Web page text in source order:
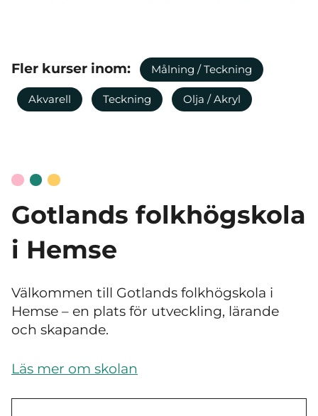
Fler kurser inom: Målning / Teckning
Akvarell Teckning Olja / Akryl
Gotlands folkhögskola
i Hemse
Välkommen till Gotlands folkhögskola i
Hemse – en plats för utveckling, lärande
och skapande.
Läs mer om skolan